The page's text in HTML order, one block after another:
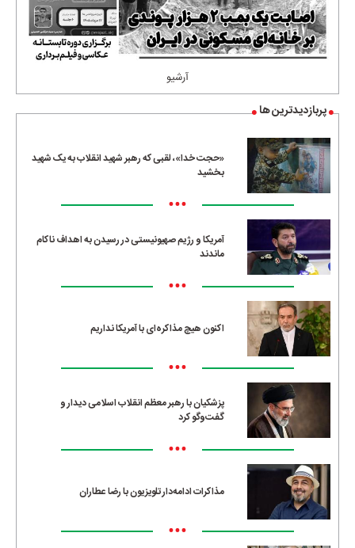
آرشیو
پربازدیدترین ها
«حجت خدا»، لقبی که رهبر شهید انقلاب به یک شهید
بخشید
•••
آمریکا و رژیم صهیونیستی در رسیدن به اهداف ناکام
ماندند
•••
اکنون هیچ مذاکره‌ای با آمریکا نداریم
•••
پزشکیان با رهبر معظم انقلاب اسلامی دیدار و
گفت‌وگو کرد
•••
مذاکرات ادامه‌دار تلویزیون با رضا عطاران
•••